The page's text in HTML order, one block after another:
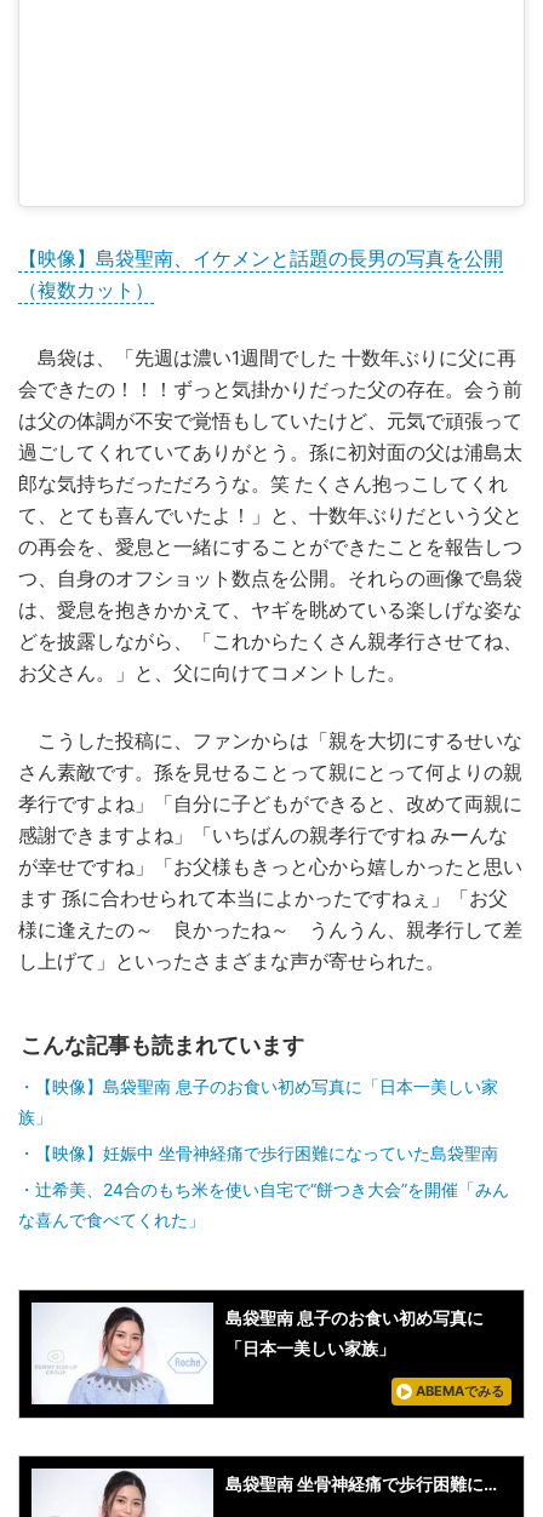
【映像】島袋聖南、イケメンと話題の長男の写真を公開
（複数カット）
島袋は、「先週は濃い1週間でした 十数年ぶりに父に再
会できたの！！！ずっと気掛かりだった父の存在。会う前
は父の体調が不安で覚悟もしていたけど、元気で頑張って
過ごしてくれていてありがとう。孫に初対面の父は浦島太
郎な気持ちだっただろうな。笑 たくさん抱っこしてくれ
て、とても喜んでいたよ！」と、十数年ぶりだという父と
の再会を、愛息と一緒にすることができたことを報告しつ
つ、自身のオフショット数点を公開。それらの画像で島袋
は、愛息を抱きかかえて、ヤギを眺めている楽しげな姿な
どを披露しながら、「これからたくさん親孝行させてね、
お父さん。」と、父に向けてコメントした。
こうした投稿に、ファンからは「親を大切にするせいな
さん素敵です。孫を見せることって親にとって何よりの親
孝行ですよね」「自分に子どもができると、改めて両親に
感謝できますよね」「いちばんの親孝行ですね みーんな
が幸せですね」「お父様もきっと心から嬉しかったと思い
ます 孫に合わせられて本当によかったですねぇ」「お父
様に逢えたの～ 良かったね～ うんうん、親孝行して差
し上げて」といったさまざまな声が寄せられた。
こんな記事も読まれています
【映像】島袋聖南 息子のお食い初め写真に「日本一美しい家
族」
【映像】妊娠中 坐骨神経痛で歩行困難になっていた島袋聖南
辻希美、24合のもち米を使い自宅で“餅つき大会”を開催「みん
な喜んで食べてくれた」
島袋聖南 息子のお食い初め写真に
「日本一美しい家族」
ABEMAでみる
島袋聖南 坐骨神経痛で歩行困難に…